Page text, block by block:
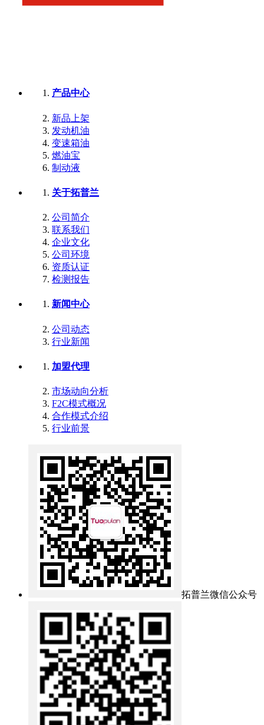
产品中心
新品上架
发动机油
变速箱油
燃油宝
制动液
关于拓普兰
公司简介
联系我们
企业文化
公司环境
资质认证
检测报告
新闻中心
公司动态
行业新闻
加盟代理
市场动向分析
F2C模式概况
合作模式介绍
行业前景
拓普兰微信公众号